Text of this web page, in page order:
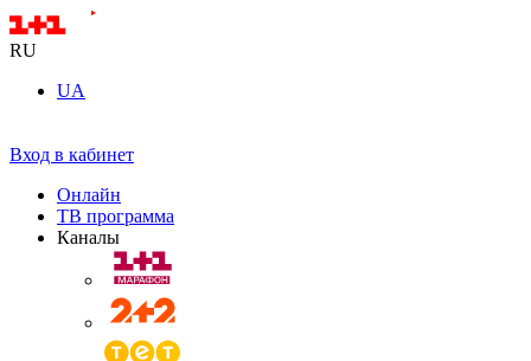
RU
UA
Вход в кабинет
Онлайн
ТВ программа
Каналы